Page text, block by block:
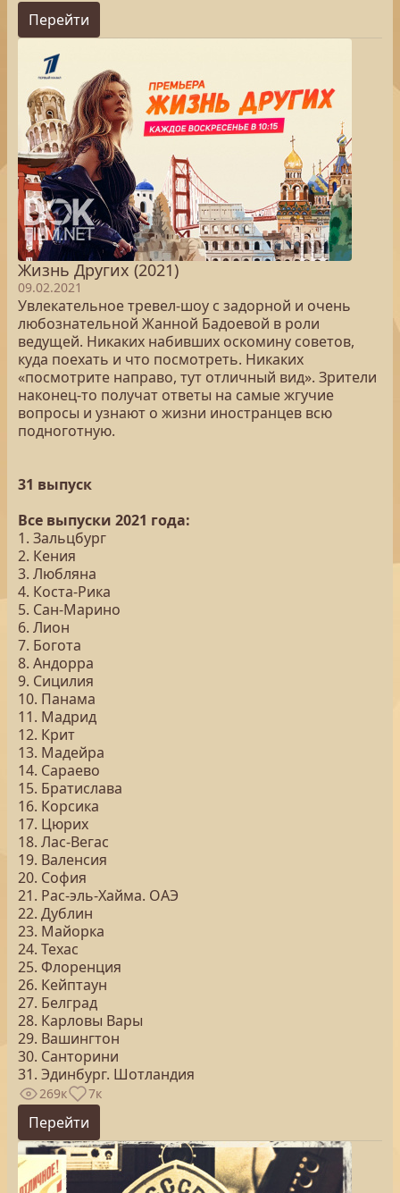
Перейти
Жизнь Других (2021)
09.02.2021
Увлекательное тревел-шоу с задорной и очень
любознательной Жанной Бадоевой в роли
ведущей. Никаких набивших оскомину советов,
куда поехать и что посмотреть. Никаких
«посмотрите направо, тут отличный вид». Зрители
наконец-то получат ответы на самые жгучие
вопросы и узнают о жизни иностранцев всю
подноготную.
31 выпуск
Все выпуски 2021 года:
1. Зальцбург
2. Кения
3. Любляна
4. Коста-Рика
5. Сан-Марино
6. Лион
7. Богота
8. Андорра
9. Сицилия
10. Панама
11. Мадрид
12. Крит
13. Мадейра
14. Сараево
15. Братислава
16. Корсика
17. Цюрих
18. Лас-Вегас
19. Валенсия
20. София
21. Рас-эль-Хайма. ОАЭ
22. Дублин
23. Майорка
24. Техас
25. Флоренция
26. Кейптаун
27. Белград
28. Карловы Вары
29. Вашингтон
30. Санторини
31. Эдинбург. Шотландия
269к 7к
Перейти